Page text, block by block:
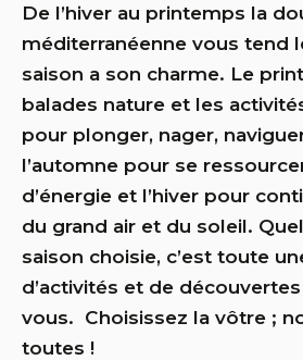
De l’hiver au printemps la
méditerranéenne vous tend
saison a son charme. Le
balades nature et les
pour plonger, nager,
l’automne pour se
d’énergie et l’hiver pour
du grand air et du soleil.
saison choisie, c’est toute
d’activités et de
vous. Choisissez la vôtre ;
toutes !